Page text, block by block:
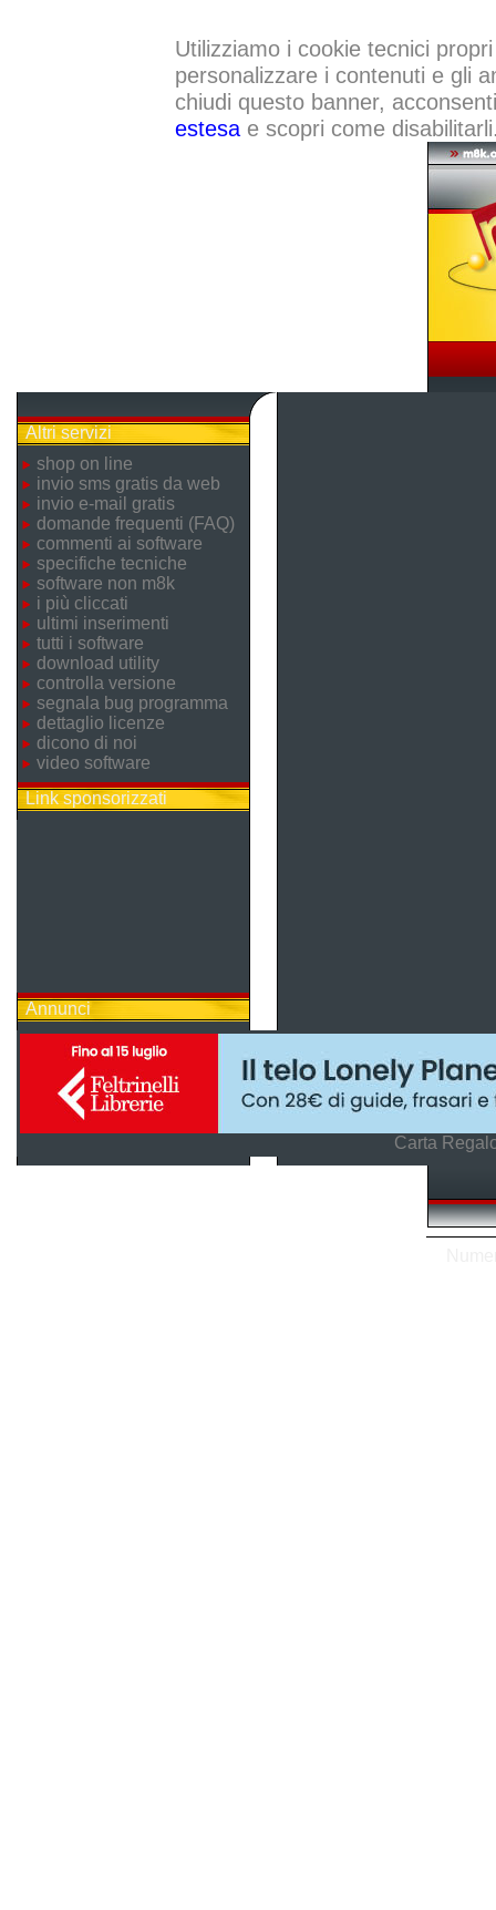
Utilizziamo i cookie tecnici
personalizzare i contenuti e gli
chiudi questo banner,
estesae scopri come
Altri servizi
shop on line
invio sms gratis da web
invio e-mail gratis
domande frequenti (FAQ)
commenti ai software
specifiche tecniche
software non m8k
i più cliccati
ultimi inserimenti
tutti i software
download utility
controlla versione
segnala bug programma
dettaglio licenze
dicono di noi
video software
Link sponsorizzati
Annunci
Carta